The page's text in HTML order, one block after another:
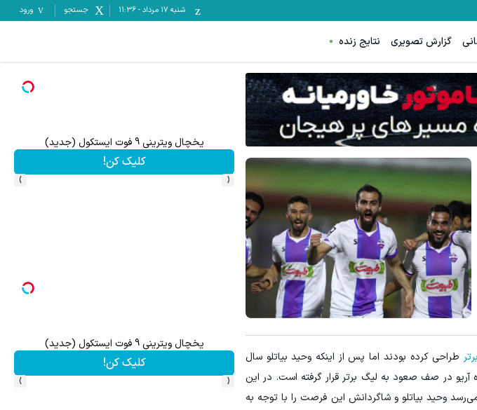
شنبه ۱۷ مرداد -
11:36 جستجو ورود
گزارش تصویری نتایج زنده
طراحی کرده بودند اما پس از اینکه وحید بیاتلو سال
در صف صعود به لیگ برتر قرار گرفته است. در این
وحید بیاتلو و شاگردانش این فرصت را با توجه به
یخچال ویترینی 9 فوت ایستکول (جدید)
کلیک کن!
‹
›
یخچال ویترینی 9 فوت ایستکول (جدید)
کلیک کن!
‹
›